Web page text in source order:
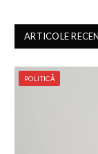
ARTICOLE
POLITICĂ